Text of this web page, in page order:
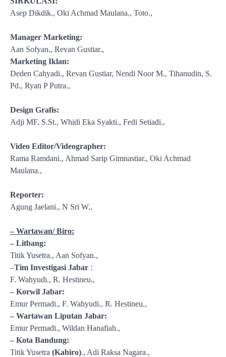
Asep Dikdik., Oki Achmad Maulana., Toto.,
Manager Marketing:
Aan Sofyan., Revan Gustiar.,
Marketing Iklan:
Deden Cahyadi., Revan Gustiar, Nendi Noor M., Tihanudin, S.
Pd., Ryan P Putra.,
Design Grafis:
Adji MF, S.St., Whidi Eka Syakti., Fedi Setiadi.,
Video Editor/Videographer:
Rama Ramdani., Ahmad Sarip Gimnastiar., Oki Achmad
Maulana.,
Reporter:
Agung Jaelani., N Sri W.,
– Wartawan/ Biro:
– Litbang:
Titik Yusetra., Aan Sofyan.,
–Tim Investigasi Jabar :
F. Wahyudi., R. Hestineu.,
– Korwil Jabar:
Emur Permadi., F. Wahyudi., R. Hestineu.,
– Wartawan Liputan Jabar:
Emur Permadi., Wildan Hanafiah.,
– Kota Bandung:
Titik Yusetra (Kabiro)., Adi Raksa Nagara.,